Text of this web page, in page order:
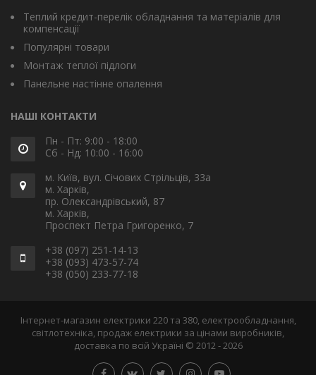
Теплий кредит-перелік обладнання та матеріалів для
компенсації
Популярні товари
Монтаж теплої підлоги
Панельне настінне опалення
НАШІ КОНТАКТИ
Пн - Пт: 9:00 - 18:00
Сб - Нд: 10:00 - 16:00
м. Київ, вул. Січових Стрільців, 33а
м. Харків,
пр. Олександрівський, 87
м. Харків,
Проспект Петра Григоренко, 7
+38 (097) 251-14-13
+38 (093) 473-57-74
+38 (050) 233-77-18
Інтернет-магазин електрики 220 та 380, електрообладнання,
світлотехніка, продаж електрики за цінами виробників,
доставка по всій Україні © 2012 - 2026